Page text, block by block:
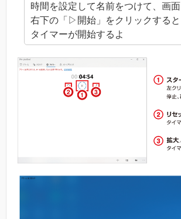
時間を設定して名前をつけて、画面
右下の「▷開始」をクリックすると
タイマーが開始するよ